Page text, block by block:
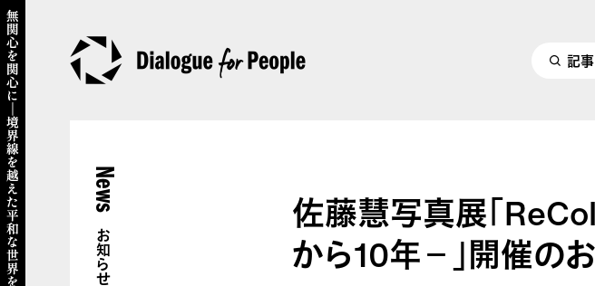
記
News
お知らせ
佐藤慧写真展「
から10年－」開催の